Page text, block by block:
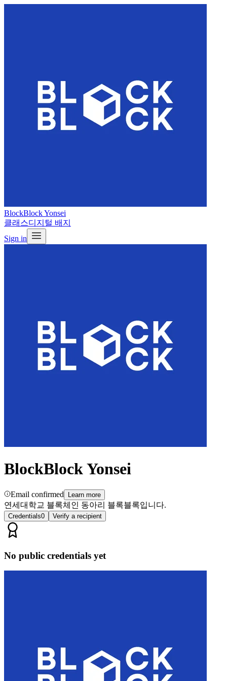
BlockBlock Yonsei
클래스디지털 배지
Sign in
BlockBlock Yonsei
Email confirmed Learn more
연세대학교 블록체인 동아리 블록블록입니다.
Credentials0 Verify a recipient
No public credentials yet